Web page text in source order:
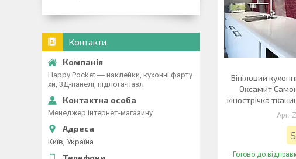
Вініловий
Оксамит
кінострічка
Готово до
Контакти
Happy Pocket ― наклейки, кухонні фарту
хи, 3Д-панелі, підлога-пазл
Менеджер інтернет-магазину
Київ, Україна